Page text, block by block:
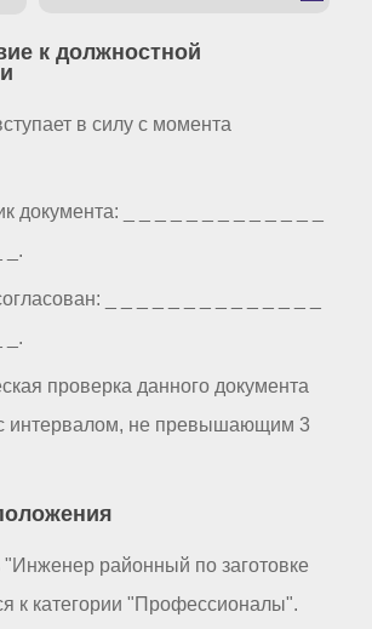
к должностной
в силу с момента
документа: _ _ _ _ _ _ _ _ _ _ _ _ _
_.
_ _ _ _ _ _ _ _ _ _ _ _ _ _
_.
проверка данного документа
интервалом, не превышающим 3
районный по заготовке
к категории "Профессионалы".